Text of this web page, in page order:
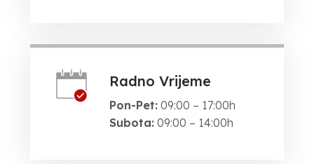
Radno Vrijeme
Pon-Pet:09:00 – 17:00h
Subota:09:00 – 14:00h